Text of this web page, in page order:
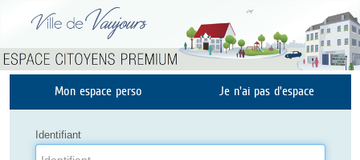
Mon espace perso Je n'ai pas d'espace
Identifiant